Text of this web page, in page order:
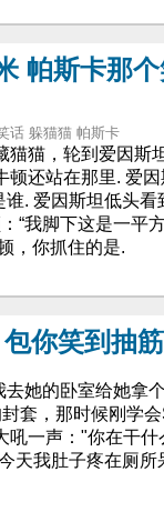
帕斯卡那
话 躲猫猫 帕斯卡
猫，轮到爱因斯
还站在那里. 爱
. 爱因斯坦低头
“我脚下这是一平
，你抓住的是.
你笑到抽筋
她的卧室给她拿
套，那时候刚学
一声："你在干什
天我肚子疼在厕